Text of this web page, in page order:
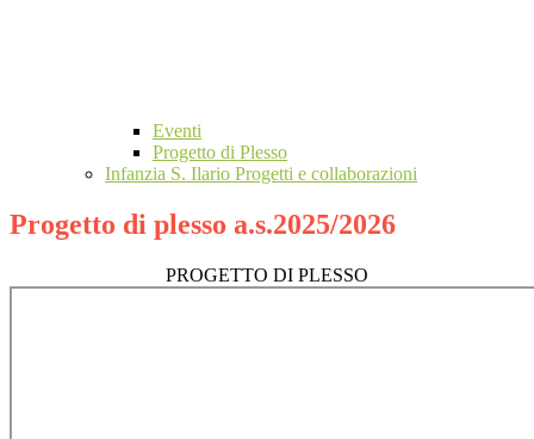
Eventi
Progetto di Plesso
Infanzia S. Ilario Progetti e collaborazioni
Progetto di plesso a.s.2025/2026
PROGETTO DI PLESSO